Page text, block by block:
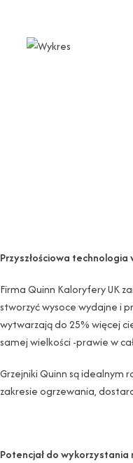
Przyszłościowa technologia
Firma Quinn Kaloryfery UK
stworzyć wysoce wydajne i
wytwarzają do 25% więcej
samej wielkości -prawie w
Grzejniki Quinn są idealnym
zakresie ogrzewania,
Potencjał do wykorzystania